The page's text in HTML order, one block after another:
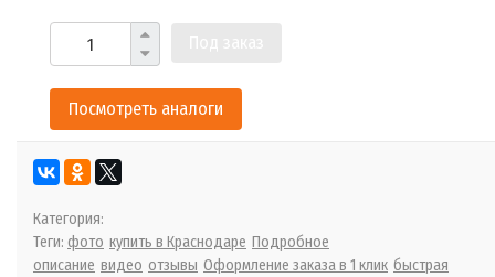
Посмотреть аналоги
Категория:
Теги: фото купить в Краснодаре Подробное
описание видео отзывы Оформление заказа в 1 клик быстрая